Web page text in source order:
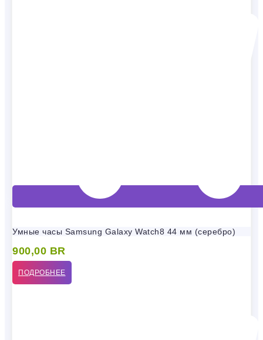
Умные часы Samsung Galaxy Watch8 44 мм (серебро)
900,00 BR
ПОДРОБНЕЕ